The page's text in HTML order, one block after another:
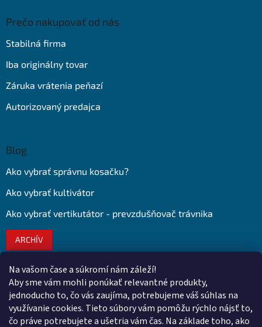
Na vašom čase a súkromí nám záleží!
Aby sme vám mohli ponúkať relevantné produkty,
jednoducho to, čo vás zaujíma, potrebujeme váš súhlas na
využívanie cookies. Tieto súbory vám pomôžu rýchlo nájsť to,
čo práve potrebujete a ušetria vám čas. Na základe toho, ako
Prečo nakupovať od nás
Stabilná firma
Iba originálny tovar
Záruka vrátenia peňazí
Autorizovaný predajca
Blog
Ako vybrať správnu kosačku?
Ako vybrať kultivátor
Ako vybrať vertikutátor - prevzdušňovač trávnika
ARCHÍV
Kontakt
obchod@ euroshopy.sk
0911 931 019